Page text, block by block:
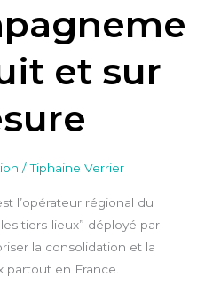
et sur
/Tiphaine Verrier
l’opérateur régional du
tiers-lieux” déployé par
la consolidation et la
partout en France.